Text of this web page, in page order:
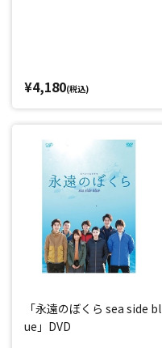
¥4,180(税込)
「永遠のぼくら sea side bl
ue」DVD